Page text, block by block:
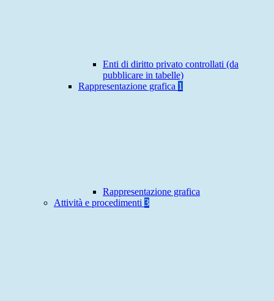
Enti di diritto privato controllati (da
pubblicare in tabelle)
Rappresentazione grafica 1
Rappresentazione grafica
Attività e procedimenti 3